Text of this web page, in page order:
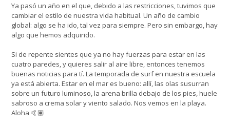
Ya pasó un año en el que, debido a las restricciones, tuvimos que
cambiar el estilo de nuestra vida habitual. Un año de cambio
global: algo se ha ido, tal vez para siempre. Pero sin embargo, hay
algo que hemos adquirido.
Si de repente sientes que ya no hay fuerzas para estar en las
cuatro paredes, y quieres salir al aire libre, entonces tenemos
buenas noticias para tí. La temporada de surf en nuestra escuela
ya está abierta. Estar en el mar es bueno: allí, las olas susurran
sobre un futuro luminoso, la arena brilla debajo de los pies, huele
sabroso a crema solar y viento salado. Nos vemos en la playa.
Aloha 🤙🏽